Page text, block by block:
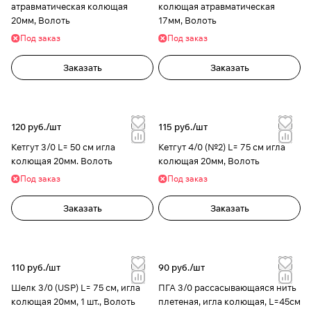
атравматическая колющая
20мм, Волоть
Под заказ
Заказать
колющая атравматическая
17мм, Волоть
Под заказ
Заказать
120 руб./шт
Кетгут 3/0 L= 50 см игла
колющая 20мм. Волоть
Под заказ
Заказать
115 руб./шт
Кетгут 4/0 (№2) L= 75 см игла
колющая 20мм, Волоть
Под заказ
Заказать
110 руб./шт
Шелк 3/0 (USP) L= 75 см, игла
колющая 20мм, 1 шт., Волоть
90 руб./шт
ПГА 3/0 рассасывающаяся нить
плетеная, игла колющая, L=45см